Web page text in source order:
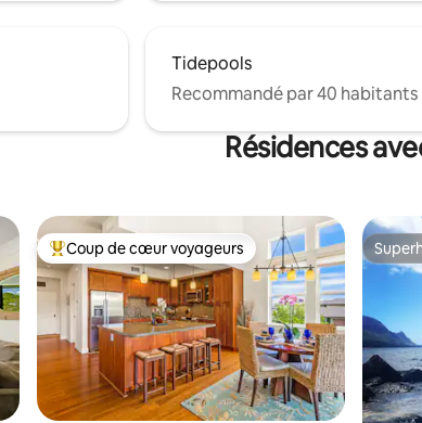
Tidepools
Recommandé par 40 habitants
Résidences
Coups de cœur voyageurs les plus appréciés
Coup de cœur voyageurs